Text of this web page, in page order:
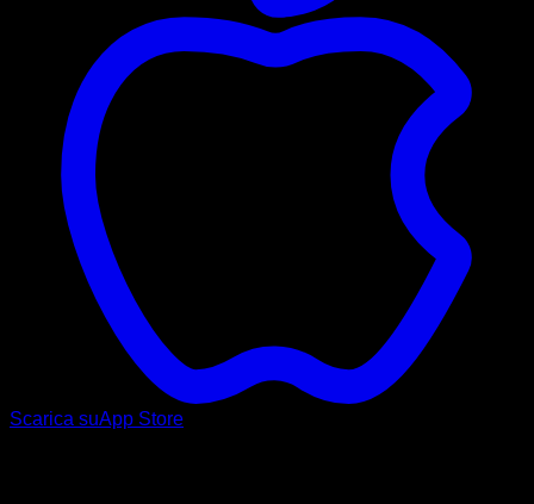
Scarica suApp Store